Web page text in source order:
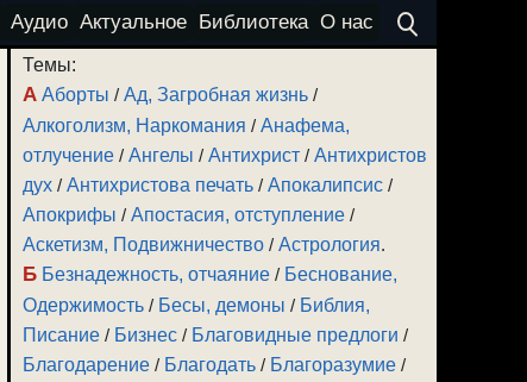
Аудио Актуальное Библиотека О нас
Темы:
А Аборты /Ад, Загробная жизнь /
Алкоголизм, Наркомания /Анафема,
отлучение /Ангелы /Антихрист /Антихристов
дух /Антихристова печать /Апокалипсис /
Апокрифы /Апостасия, отступление /
Аскетизм, Подвижничество /Астрология.
Б Безнадежность, отчаяние / Беснование,
Одержимость / Бесы, демоны / Библия,
Писание / Бизнес / Благовидные предлоги /
Благодарение / Благодать / Благоразумие /